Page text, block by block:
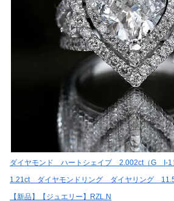
ダイヤモンド ハートシェイプ 2.002ct（G I-
1.21ct ダイヤモンドリング ダイヤリング
【新品】【ジュエリー】RZL.N